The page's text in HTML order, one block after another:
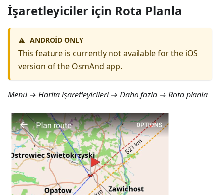
İşaretleyiciler için Rota Planla
⚠️ ANDROID ONLY
This feature is currently not available for the iOS
version of the OsmAnd app.
Menü → Harita işaretleyicileri → Daha fazla → Rota planla